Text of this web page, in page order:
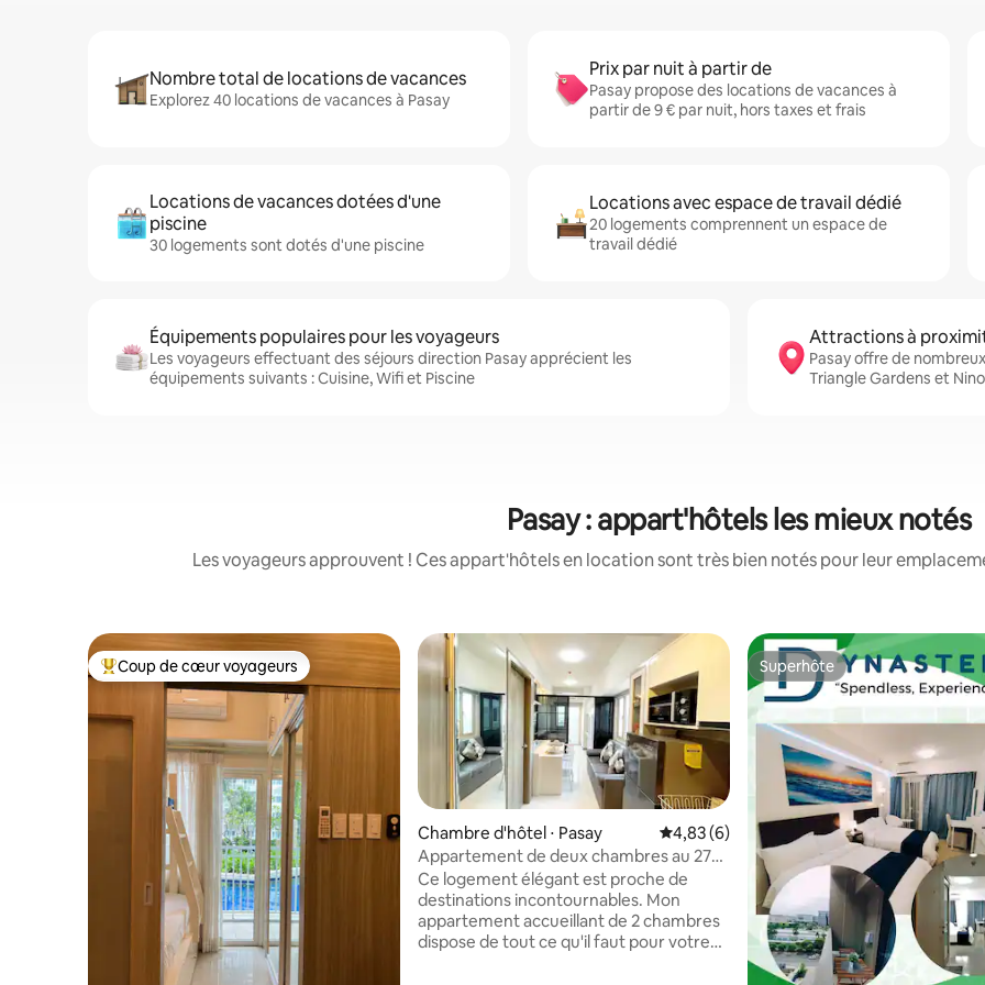
Nombre total de locations de vacances
Explorez 40 locations de vacances à Pasay
Prix par nuit à partir de
Pasay propose des locations de vacances à
partir de 9 € par nuit, hors taxes et frais
Locations de vacances dotées d'une
piscine
30 logements sont dotés d'une piscine
Locations avec espace de travail dédié
20 logements comprennent un espace de
travail dédié
Équipements populaires pour les voyageurs
Les voyageurs effectuant des séjours direction Pasay apprécient les
équipements suivants : Cuisine, Wifi et Piscine
Attractions à
Pasay offre de
Triangle Gardens et
Pasay : appart'hôtels les mieux notés
Les voyageurs approuvent ! Ces appart'hôtels en location sont très bien notés pour leur
Coups de cœur voyageurs les plus appréciés
Coup de cœur voyageurs
Chambre d'hôtel ⋅ Pasay Évaluation moyenne sur la base de 6
4,83 (6)
Appartement de deux chambres au 27e
étage à Pasay
Ce logement élégant est proche de
destinations incontournables. Mon
appartement accueillant de 2 chambres
dispose de tout ce qu'il faut pour votre
Superhôte
Superhôte